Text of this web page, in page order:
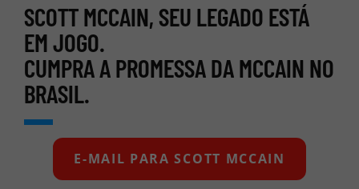
SCOTT MCCAIN, SEU LEGADO ESTÁ
EM JOGO.
CUMPRA A PROMESSA DA MCCAIN NO
BRASIL.
E-MAIL PARA SCOTT MCCAIN